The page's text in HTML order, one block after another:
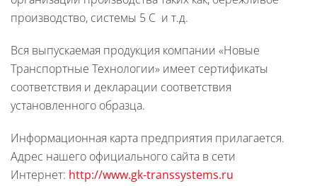
производство, системы 5 С и т.д.
Вся выпускаемая продукция компании «Новые
Транспортные Технологии» имеет сертификаты
соответствия и декларации соответствия
установленного образца.
Информационная карта предприятия прилагается.
Адрес нашего официального сайта в сети
Интернет: http://www.gk-transsystems.ru